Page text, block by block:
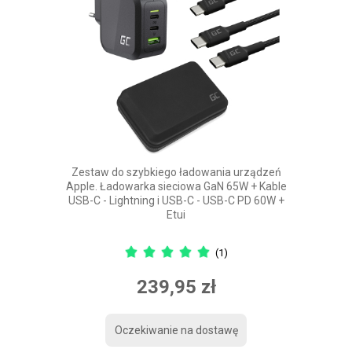
Zestaw do szybkiego ładowania urządzeń
Apple. Ładowarka sieciowa GaN 65W + Kable
USB-C - Lightning i USB-C - USB-C PD 60W +
Etui
(1)
239,95 zł
Oczekiwanie na dostawę